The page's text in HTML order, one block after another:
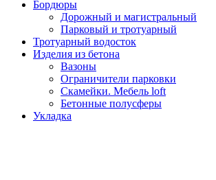
Бордюры
Дорожный и магистральный
Парковый и тротуарный
Тротуарный водосток
Изделия из бетона
Вазоны
Ограничители парковки
Скамейки. Мебель loft
Бетонные полусферы
Укладка